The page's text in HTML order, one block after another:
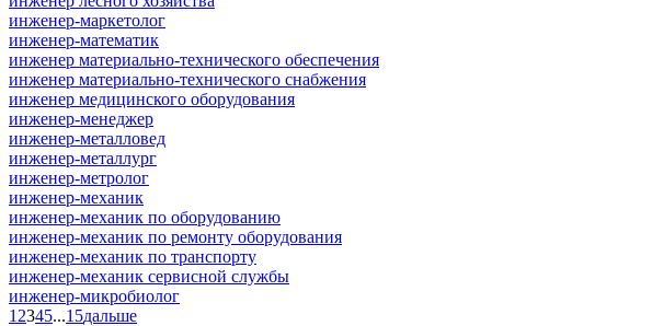
инженер-маркетолог
инженер-математик
инженер материально-технического обеспечения
инженер материально-технического снабжения
инженер медицинского оборудования
инженер-менеджер
инженер-металловед
инженер-металлург
инженер-метролог
инженер-механик
инженер-механик по оборудованию
инженер-механик по ремонту оборудования
инженер-механик по транспорту
инженер-механик сервисной службы
инженер-микробиолог
1 2345...15дальше